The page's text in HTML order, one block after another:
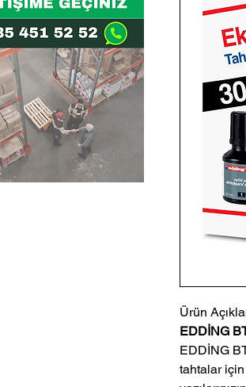
Ürün
EDDİNG
EDDİNG
tahtalar